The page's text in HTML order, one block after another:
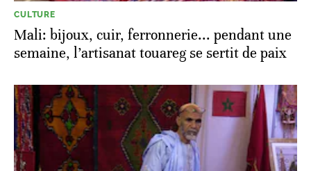
CULTURE
Mali: bijoux, cuir, ferronnerie... pendant une
semaine, l’artisanat touareg se sertit de paix